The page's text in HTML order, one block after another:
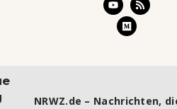
NRWZ.de – Nachrichten,